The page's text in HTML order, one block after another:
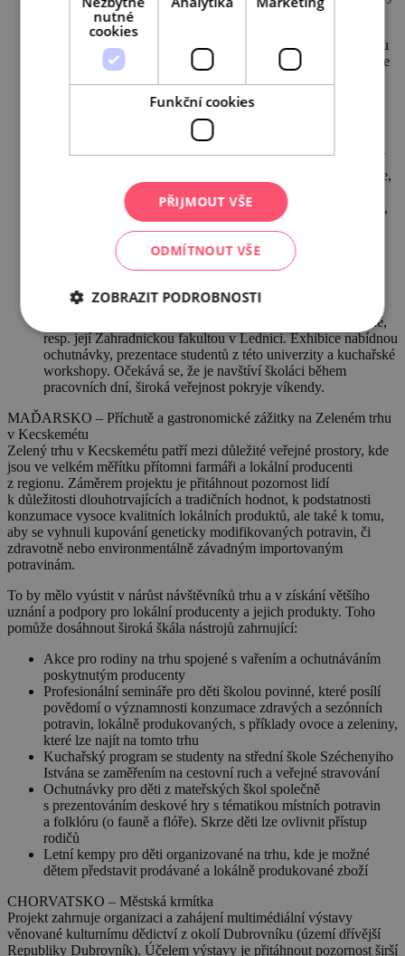
dal žákům příležitost ponořit se do vzrušujícího
podnikatelského plánu. Žáci si trh zorganizují, postaví svoje
vlastní stánky, prodají to, co si vypěstují či upečou, a pozvou
místní producenty, aby prodávali svoje zboží. Veřejnost bude
produkci. Trh proběhne začátkem října 2019 v Brně.
Kuchařka “Chutě ročních období” s rozličnými recepty
typickými pro Brno a region Jižní Morava, která bude
upraveny pro profesionální využití v gastronomii a školních
jídelnách. V kuchařce najdete obrázky, seznamy ingrediencí
a postupy příprav. Kuchařka bude rovněž k dispozici on-line,
tak aby ji mohl použít jakýkoliv kuchař.
Online katalog farmářů a řemeslníků, kteří produkují zdravé,
čisté a férové potraviny na území Jižní Moravy. Kuchaři ve
veřejném stravovacím provozu si díky katalogu budou moci
vybírat produkty, ze kterých budou připravovat zdravé
a chutné pokrmy, a pomohou tak zachovat gastronomické
dědictví region Jižní Moravy.
Ochutnávkové exhibice sezónních a místních potravin se
budou konat ve spolupráci s Mendlovou univerzitou v Brně,
resp. její Zahradnickou fakultou v Lednici. Exhibice nabídnou
ochutnávky, prezentace studentů z této univerzity a kuchařské
workshopy. Očekává se, že je navštíví školáci během
pracovních dní, široká veřejnost pokryje víkendy.
MAĎARSKO – Příchutě a gastronomické zážitky na Zeleném trhu
v Kecskemétu
Zelený trhu v Kecskemétu patří mezi důležité veřejné prostory, kde
jsou ve velkém měřítku přítomni farmáři a lokální producenti
z regionu. Záměrem projektu je přitáhnout pozornost lidí
k důležitosti dlouhotrvajících a tradičních hodnot, k podstatnosti
konzumace vysoce kvalitních lokálních produktů, ale také k tomu,
aby se vyhnuli kupování geneticky modifikovaných potravin, či
zdravotně nebo environmentálně závadným importovaným
potravinám.
To by mělo vyústit v nárůst návštěvníků trhu a v získání většího
uznání a podpory pro lokální producenty a jejich produkty. Toho
pomůže dosáhnout široká škála nástrojů zahrnující:
Akce pro rodiny na trhu spojené s vařením a ochutnáváním
poskytnutým producenty
Profesionální semináře pro děti školou povinné, které posílí
povědomí o významnosti konzumace zdravých a sezónních
potravin, lokálně produkovaných, s příklady ovoce a zeleniny,
které lze najít na tomto trhu
Kuchařský program se studenty na střední škole Széchenyiho
Istvána se zaměřením na cestovní ruch a veřejné stravování
Ochutnávky pro děti z mateřských škol společně
s prezentováním deskové hry s tématikou místních potravin
a folklóru (o fauně a flóře). Skrze děti lze ovlivnit přístup
rodičů
Letní kempy pro děti organizované na trhu, kde je možné
dětem představit prodávané a lokálně produkované zboží
CHORVATSKO – Městská krmítka
Projekt zahrnuje organizaci a zahájení multimédiální výstavy
věnované kulturnímu dědictví z okolí Dubrovníku (území dřívější
Republiky Dubrovník). Účelem výstavy je přitáhnout pozornost širší
nutné
cookies
Funkční cookies
PŘIJMOUT VŠE
ODMÍTNOUT VŠE
ZOBRAZIT PODROBNOSTI